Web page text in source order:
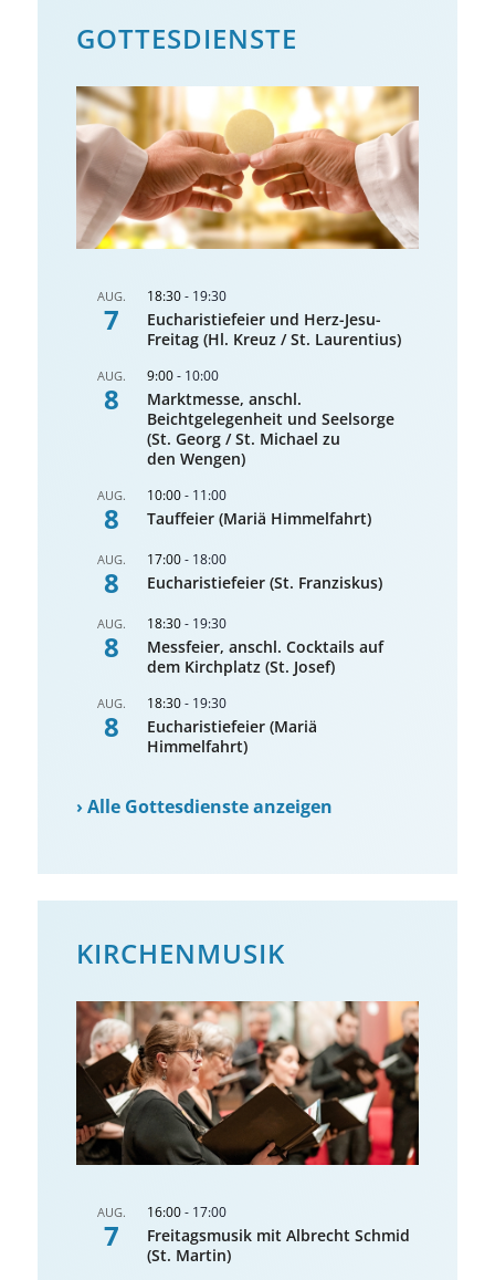
GOTTES­DIENSTE
AUG.
7
18:30- 19:30
Eucharistiefeier und Herz-Jesu-
Freitag (Hl. Kreuz / St. Laurentius)
AUG.
8
9:00- 10:00
Marktmesse, anschl.
Beichtgelegenheit und Seelsorge
(St. Georg / St. Michael zu
den Wengen)
AUG.
8
10:00- 11:00
Tauffeier (Mariä Himmelfahrt)
AUG.
8
17:00- 18:00
Eucharistiefeier (St. Franziskus)
AUG.
8
18:30- 19:30
Messfeier, anschl. Cocktails auf
dem Kirchplatz (St. Josef)
AUG.
8
18:30- 19:30
Eucharistiefeier (Mariä
Himmelfahrt)
›Alle Gottesdienste anzeigen
KIRCHENMUSIK
AUG.
7
16:00- 17:00
Freitagsmusik mit Albrecht Schmid
(St. Martin)